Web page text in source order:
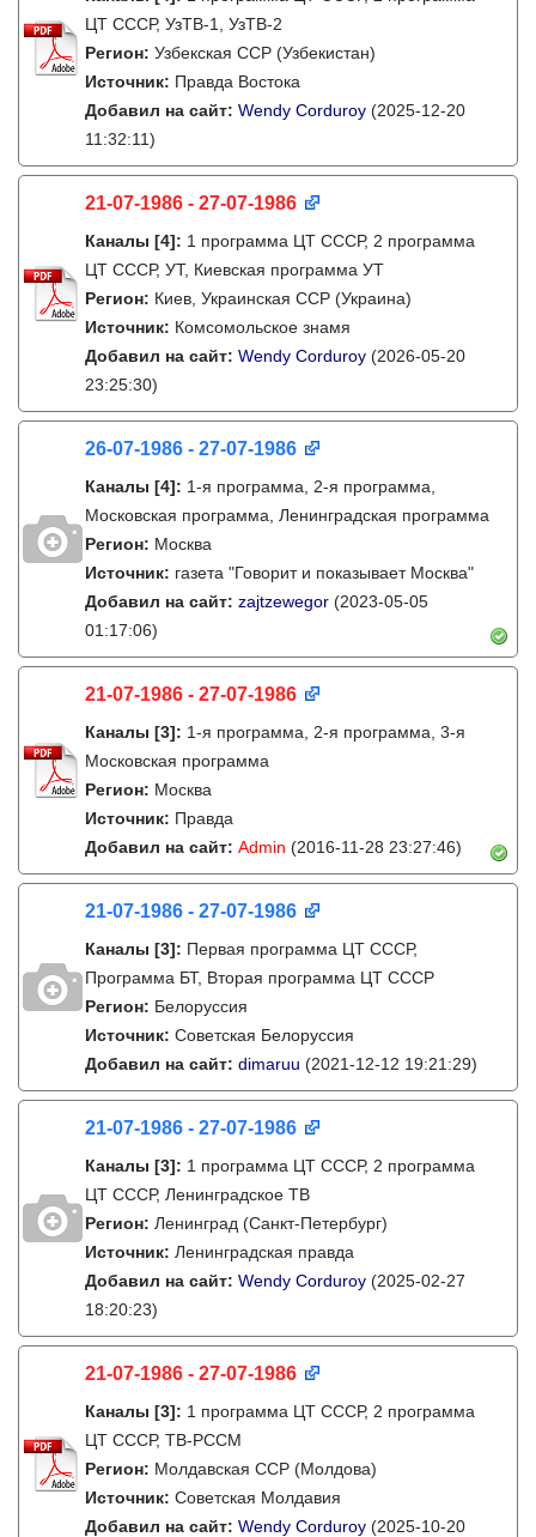
ЦТ СССР, УзТВ-1, УзТВ-2
Регион: Узбекская ССР (Узбекистан)
Источник: Правда Востока
Добавил на сайт: Wendy Corduroy (2025-12-20
11:32:11)
21-07-1986 - 27-07-1986
Каналы [4]: 1 программа ЦТ СССР, 2 программа
ЦТ СССР, УТ, Киевская программа УТ
Регион: Киев, Украинская ССР (Украина)
Источник: Комсомольское знамя
Добавил на сайт: Wendy Corduroy (2026-05-20
23:25:30)
26-07-1986 - 27-07-1986
Каналы [4]: 1-я программа, 2-я программа,
Московская программа, Ленинградская программа
Регион: Москва
Источник: газета "Говорит и показывает Москва"
Добавил на сайт: zajtzewegor (2023-05-05
01:17:06)
21-07-1986 - 27-07-1986
Каналы [3]: 1-я программа, 2-я программа, 3-я
Московская программа
Регион: Москва
Источник: Правда
Добавил на сайт: Admin (2016-11-28 23:27:46)
21-07-1986 - 27-07-1986
Каналы [3]: Первая программа ЦТ СССР,
Программа БТ, Вторая программа ЦТ СССР
Регион: Белоруссия
Источник: Советская Белоруссия
Добавил на сайт: dimaruu (2021-12-12 19:21:29)
21-07-1986 - 27-07-1986
Каналы [3]: 1 программа ЦТ СССР, 2 программа
ЦТ СССР, Ленинградское ТВ
Регион: Ленинград (Санкт-Петербург)
Источник: Ленинградская правда
Добавил на сайт: Wendy Corduroy (2025-02-27
18:20:23)
21-07-1986 - 27-07-1986
Каналы [3]: 1 программа ЦТ СССР, 2 программа
ЦТ СССР, ТВ-РССМ
Регион: Молдавская ССР (Молдова)
Источник: Советская Молдавия
Добавил на сайт: Wendy Corduroy (2025-10-20